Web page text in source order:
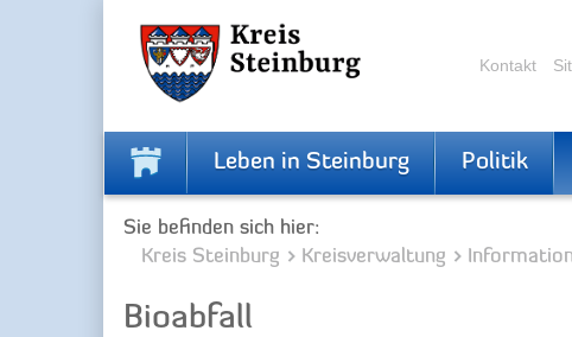
Kontakt
Leben in Steinburg Politik
Sie befinden sich hier:
Kreis Steinburg
Kreisverwaltung
Bioabfall